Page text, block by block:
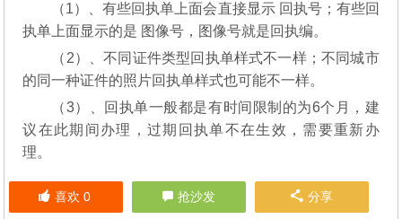
（1）、有些回执单上面会直接显示 回执号；有些回
执单上面显示的是 图像号，图像号就是回执编。
（2）、不同证件类型回执单样式不一样；不同城市
的同一种证件的照片回执单样式也可能不一样。
（3）、回执单一般都是有时间限制的为6个月，建
议在此期间办理，过期回执单不在生效，需要重新办
理。
喜欢 0 抢沙发 分享